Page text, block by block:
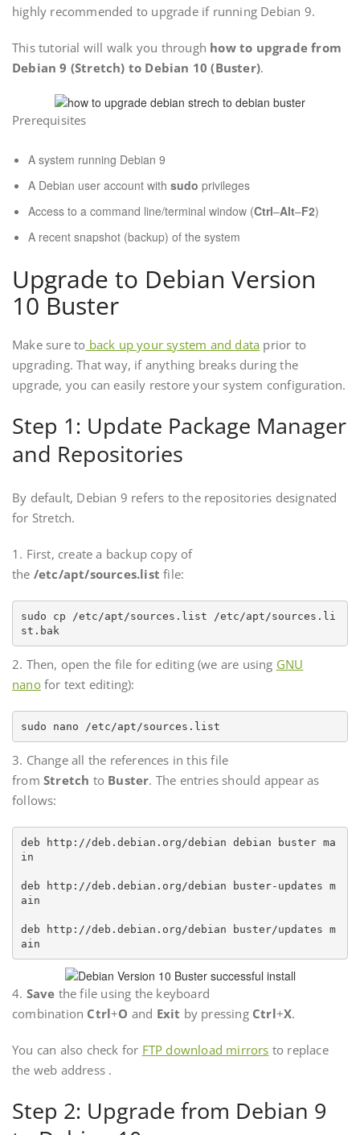
highly recommended to upgrade if running Debian 9.
This tutorial will walk you through how to upgrade from
Debian 9 (Stretch) to Debian 10 (Buster).
Prerequisites
A system running Debian 9
A Debian user account with sudo privileges
Access to a command line/terminal window (Ctrl–Alt–F2)
A recent snapshot (backup) of the system
Upgrade to Debian Version
10 Buster
Make sure to back up your system and data prior to
upgrading. That way, if anything breaks during the
upgrade, you can easily restore your system configuration.
Step 1: Update Package Manager
and Repositories
By default, Debian 9 refers to the repositories designated
for Stretch.
1. First, create a backup copy of
the /etc/apt/sources.list file:
sudo cp /etc/apt/sources.list /etc/apt/sources.li
st.bak
2. Then, open the file for editing (we are using GNU
nanofor text editing):
sudo nano /etc/apt/sources.list
3. Change all the references in this file
from Stretch to Buster. The entries should appear as
follows:
deb http://deb.debian.org/debian debian buster ma
in
deb http://deb.debian.org/debian buster-updates m
ain
deb http://deb.debian.org/debian buster/updates m
ain
4. Save the file using the keyboard
combination Ctrl+O and Exit by pressing Ctrl+X.
You can also check for FTP download mirrors to replace
the web address .
Step 2: Upgrade from Debian 9